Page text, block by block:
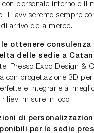
con personale interno e il
Ti avviseremo sempre
arrivo della merce.
ottenere
delle sedie a
Presso Expo Design &
con progettazione 3D
e integrarle al
rilievi misure in loco.
di
per le sedie